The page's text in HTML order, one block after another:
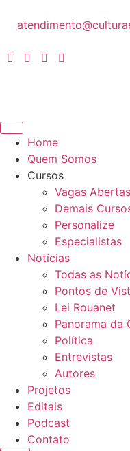
Home
Quem Somos
Cursos
Vagas Abertas
Demais
Personalize
Especialistas
Notícias
Todas as
Pontos de
Lei Rouanet
Panorama da
Política
Entrevistas
Autores
Projetos
Editais
Podcast
Contato